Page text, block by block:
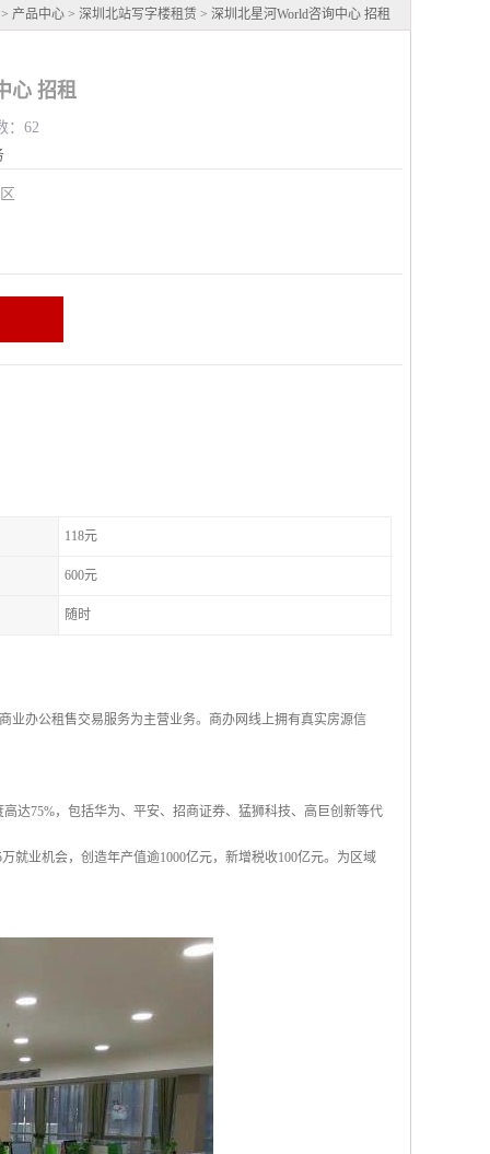
产品中心 > 深圳北站写字楼租赁 > 深圳北星河World咨询中心 招租
心 招租
：62
118元
600元
随时
业办公租售交易服务为主营业务。商办网线上拥有真实房源信
达75%，包括华为、平安、招商证券、猛狮科技、高巨创新等代
就业机会，创造年产值逾1000亿元，新增税收100亿元。为区域